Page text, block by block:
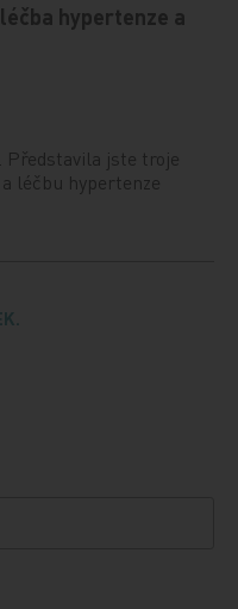
hypertenze a
Představila jste troje
léčbu hypertenze